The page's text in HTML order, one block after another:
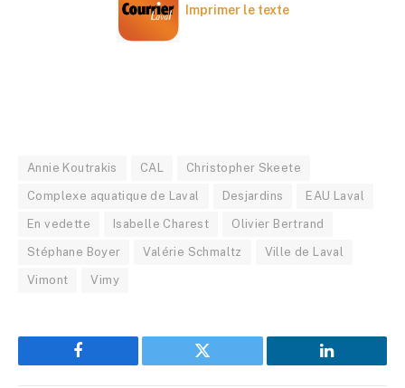
Imprimer le texte
Annie Koutrakis CAL Christopher Skeete
Complexe aquatique de Laval Desjardins EAU Laval
En vedette Isabelle Charest Olivier Bertrand
Stéphane Boyer Valérie Schmaltz Ville de Laval
Vimont Vimy
Facebook Twitter LinkedIn